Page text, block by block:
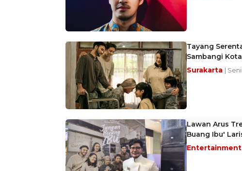
Tayang
Sambangi
Surakarta |
Lawan Arus
Buang Ibu'
Entertainment